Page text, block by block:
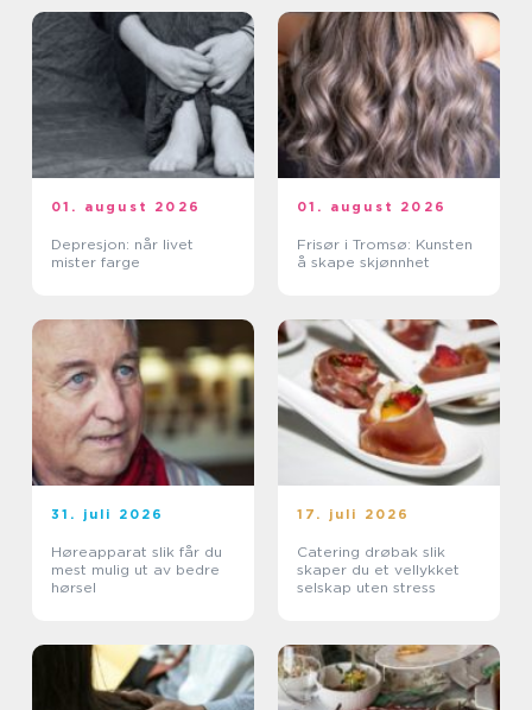
01. august 2026
Depresjon: når livet
mister farge
01. august 2026
Frisør i Tromsø: Kunsten
å skape skjønnhet
31. juli 2026
Høreapparat slik får du
mest mulig ut av bedre
hørsel
17. juli 2026
Catering drøbak slik
skaper du et vellykket
selskap uten stress